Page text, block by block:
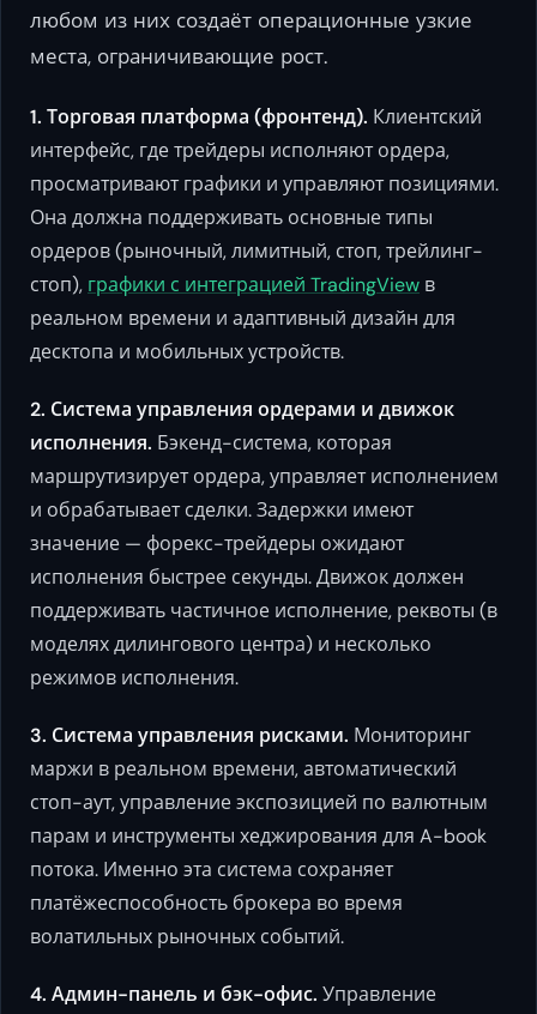
любом из них создаёт операционные узкие
места, ограничивающие рост.
1. Торговая платформа (фронтенд). Клиентский
интерфейс, где трейдеры исполняют ордера,
просматривают графики и управляют позициями.
Она должна поддерживать основные типы
ордеров (рыночный, лимитный, стоп, трейлинг-
стоп), графики с интеграцией TradingView в
реальном времени и адаптивный дизайн для
десктопа и мобильных устройств.
2. Система управления ордерами и движок
исполнения. Бэкенд-система, которая
маршрутизирует ордера, управляет исполнением
и обрабатывает сделки. Задержки имеют
значение — форекс-трейдеры ожидают
исполнения быстрее секунды. Движок должен
поддерживать частичное исполнение, реквоты (в
моделях дилингового центра) и несколько
режимов исполнения.
3. Система управления рисками. Мониторинг
маржи в реальном времени, автоматический
стоп-аут, управление экспозицией по валютным
парам и инструменты хеджирования для A-book
потока. Именно эта система сохраняет
платёжеспособность брокера во время
волатильных рыночных событий.
4. Админ-панель и бэк-офис. Управление